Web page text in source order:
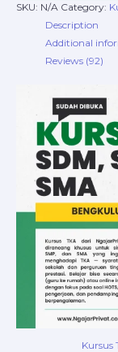
SKU: N/A Category:
Description
Additional
Reviews (92)
Kursus